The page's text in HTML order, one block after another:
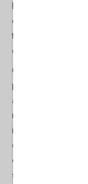
considerato parte
tantissime questioni
discorso pubblico.
C'è un aspetto del
particolarmente
alle mancanze degli
misure
i centristi
chiesto, che il
errori, alla stessa
sempre più urgente